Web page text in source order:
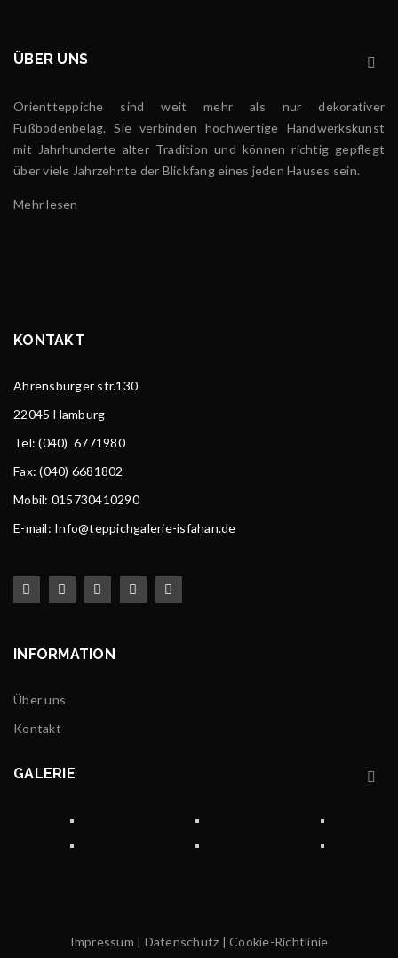
ÜBER UNS
Orientteppiche sind weit mehr als nur dekorativer
Fußbodenbelag. Sie verbinden hochwertige Handwerkskunst
mit Jahrhunderte alter Tradition und können richtig gepflegt
über viele Jahrzehnte der Blickfang eines jeden Hauses sein.
Mehr lesen
KONTAKT
Ahrensburger str.130
22045 Hamburg
Tel: (040) 6771980
Fax: (040) 6681802
Mobil: 015730410290
E-mail: Info@teppichgalerie-isfahan.de
INFORMATION
Über uns
Kontakt
GALERIE
Impressum | Datenschutz |Cookie-Richtlinie